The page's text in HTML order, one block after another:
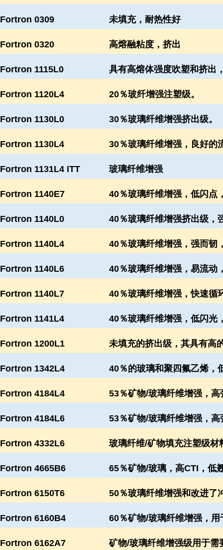
Fortron 0309 未填充，耐热性好
Fortron 0320 高熔融粘度，挤出
Fortron 1115L0 具有高熔体强度吹塑和挤出
Fortron 1120L4 20％玻纤增强注塑级。
Fortron 1130L0 30％玻璃纤维增强挤出级。
Fortron 1130L4 30％玻璃纤维增强，良好的
Fortron 1131L4 ITT 玻璃纤维增强
Fortron 1140E7 40％玻璃纤维增强，低闪点
Fortron 1140L0 40％玻璃纤维增强挤出级，
Fortron 1140L4 40％玻璃纤维增强，强而韧
Fortron 1140L6 40％玻璃纤维增强，易流动
Fortron 1140L7 40％玻璃纤维增强，快速循
Fortron 1141L4 40％玻璃纤维增强，低闪光
Fortron 1200L1 未填充的挤出级，其具有高
Fortron 1342L4 40％的玻璃和聚四氟乙烯，
Fortron 4184L4 53％矿物/玻璃纤维增强，高
Fortron 4184L6 53％矿物/玻璃纤维增强，
Fortron 4332L6 玻璃纤维/矿物填充注塑级材
Fortron 4665B6 65％矿物/玻璃，高CTI，低
Fortron 6150T6 50％玻璃纤维增强和改进了
Fortron 6160B4 60％矿物/玻璃纤维增强，
Fortron 6162A7 矿物/玻璃纤维增强级用于需